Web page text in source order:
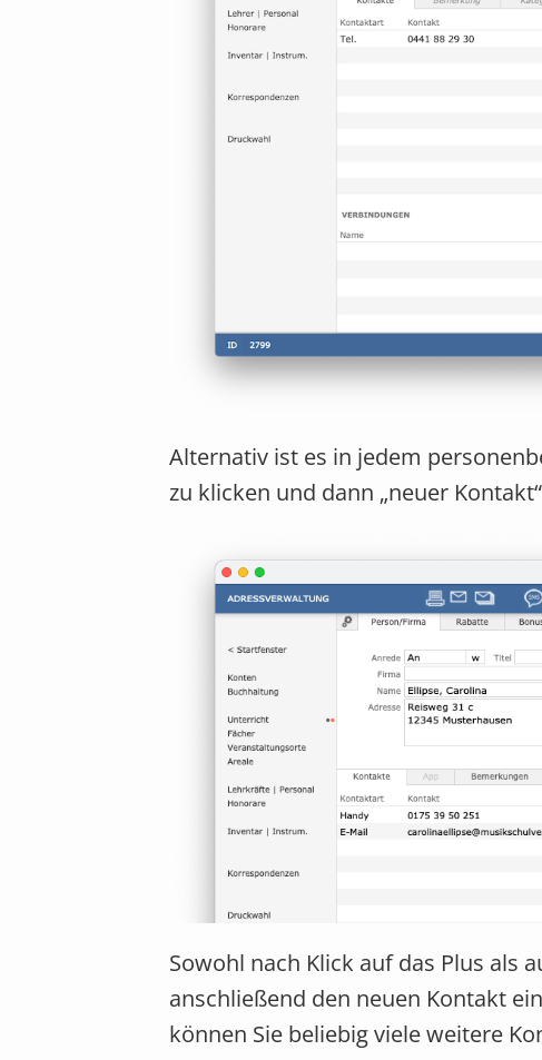
Alternativ ist es in jedem
zu klicken und dann „neuer
Sowohl nach Klick auf das Plus als
anschließend den neuen Kontakt
können Sie beliebig viele weitere